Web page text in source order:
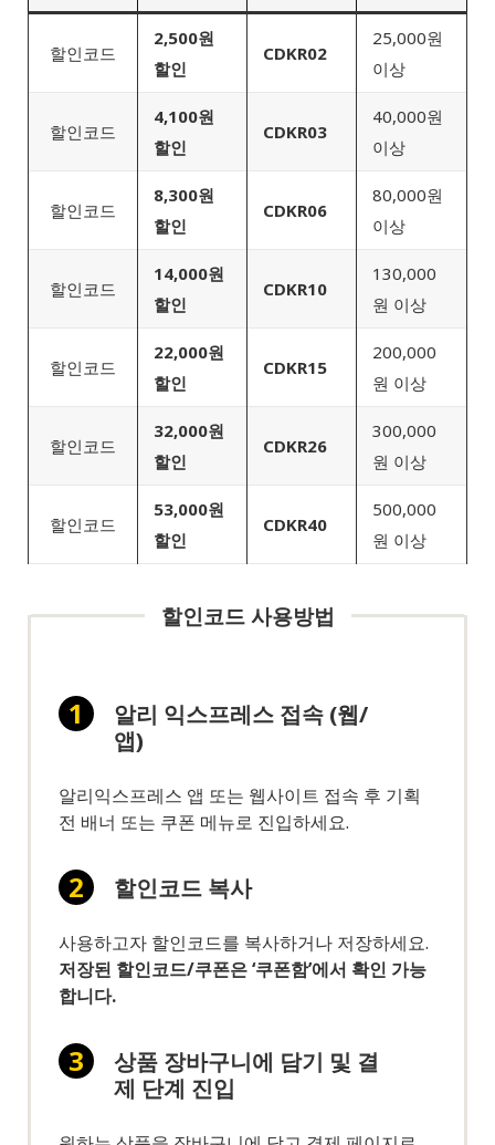
할인코드
2,500원
할인
CDKR02
25,000원
이상
할인코드
4,100원
할인
CDKR03
40,000원
이상
할인코드
8,300원
할인
CDKR06
80,000원
이상
할인코드
14,000원
할인
CDKR10
130,000
원 이상
할인코드
22,000원
할인
CDKR15
200,000
원 이상
할인코드
32,000원
할인
CDKR26
300,000
원 이상
할인코드
53,000원
할인
CDKR40
500,000
원 이상
할인코드 사용방법
알리 익스프레스 접속 (웹/
앱)
알리익스프레스 앱 또는 웹사이트 접속 후 기획
전 배너 또는 쿠폰 메뉴로 진입하세요.
할인코드 복사
사용하고자 할인코드를 복사하거나 저장하세요.
저장된 할인코드/쿠폰은 ‘쿠폰함’에서 확인 가능
합니다.
상품 장바구니에 담기 및 결
제 단계 진입